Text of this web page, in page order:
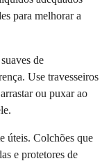
para melhorar a
de
Use travesseiros
ou puxar ao
úteis. Colchões que
e protetores de